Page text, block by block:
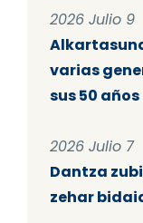
2026 Julio 9
varias
sus 50 años
2026 Julio 7
Dantza
zehar